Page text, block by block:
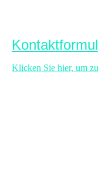
Klicken Sie hier, um